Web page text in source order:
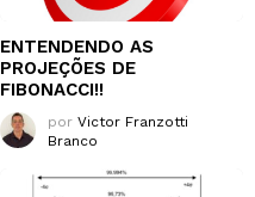
ENTENDENDO AS
PROJEÇÕES DE
FIBONACCI!!
por Victor Franzotti
Branco